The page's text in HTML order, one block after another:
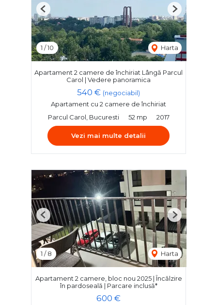
1 /10 Harta
Previous Next
Apartament 2 camere de închiriat Lângă Parcul
Carol | Vedere panoramica
540 € (negociabil)
Apartament cu 2 camere de închiriat
Parcul Carol, Bucuresti
52 mp 2017
Vezi mai multe detalii
1 /8 Harta
Previous Next
Apartament 2 camere, bloc nou 2025 | Încălzire
în pardoseală | Parcare inclusă*
600 €